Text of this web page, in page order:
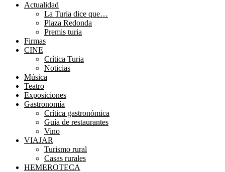
Actualidad
La Turia dice que…
Plaza Redonda
Premis turia
Firmas
CINE
Crítica Turia
Noticias
Música
Teatro
Exposiciones
Gastronomía
Crítica gastronómica
Guía de restaurantes
Vino
VIAJAR
Turismo rural
Casas rurales
HEMEROTECA